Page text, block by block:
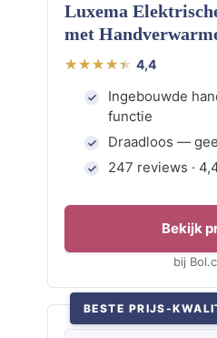
Luxema
met
4,4
Ingebouwde
functie
Draadloos —
247 reviews ·
Bekijk
bij
BESTE PRIJS-